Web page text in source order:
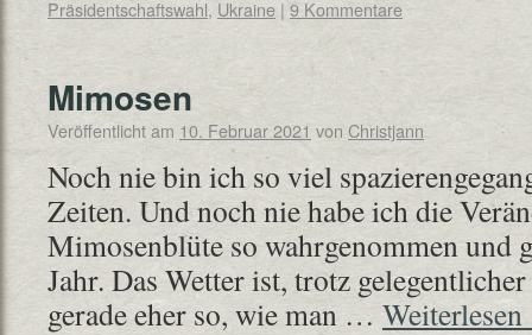
Präsidentschaftswahl, Ukraine | 9 Kommentare
Mimosen
Veröffentlicht am 10. Februar 2021 von Christjann
Noch nie bin ich so viel
Zeiten. Und noch nie habe ich die
Mimosenblüte so wahrgenommen und
Jahr. Das Wetter ist, trotz
gerade eher so, wie man … Weiterlesen